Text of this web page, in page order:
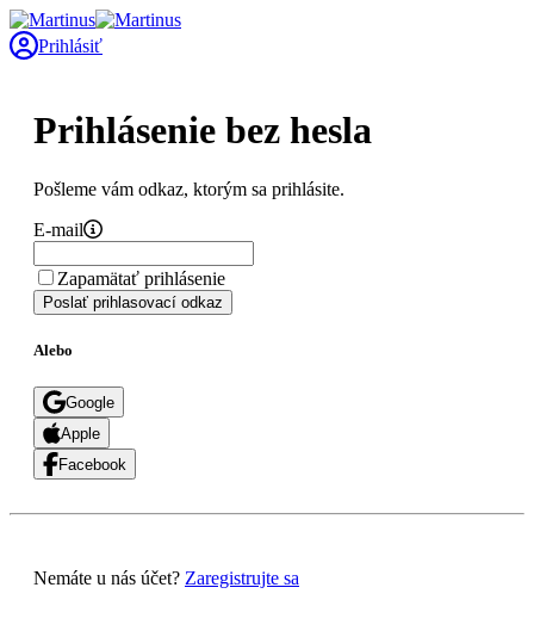
Prihlásiť
Prihlásenie bez hesla
Pošleme vám odkaz, ktorým sa prihlásite.
E-mail
Zapamätať prihlásenie
Poslať prihlasovací odkaz
Alebo
Google
Apple
Facebook
Nemáte u nás účet? Zaregistrujte sa